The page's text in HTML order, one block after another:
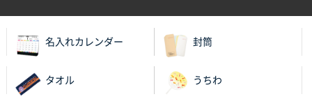
枚
名入れカレンダー 封筒
タオル うちわ